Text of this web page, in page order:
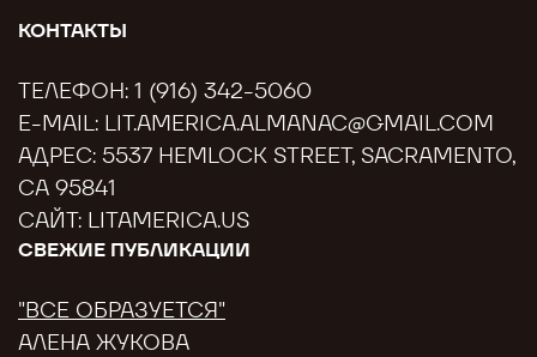
КОНТАКТЫ
ТЕЛЕФОН: 1 (916) 342-5060
E-MAIL: LIT.AMERICA.ALMANAC@GMAIL.COM
АДРЕС: 5537 HEMLOCK STREET, SACRAMENTO,
CA 95841
САЙТ: LITAMERICA.US
СВЕЖИЕ ПУБЛИКАЦИИ
"ВСЕ ОБРАЗУЕТСЯ"
АЛЕНА ЖУКОВА